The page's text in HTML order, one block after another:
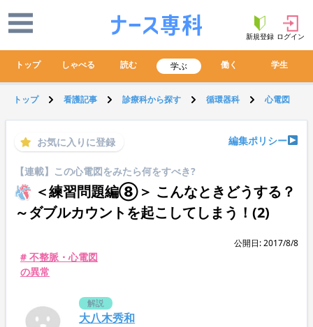
新規登録 ログイン
トップ しゃべる 読む 学ぶ 働く 学生
トップ 看護記事 診療科から探す 循環器科 心電図
お気に入りに登録 編集ポリシー
【連載】この心電図をみたら何をすべき?
＜練習問題編⑧＞ こんなときどうする？
～ダブルカウントを起こしてしまう！(2)
公開日: 2017/8/8
# 不整脈・心電図
の異常
解説
大八木秀和